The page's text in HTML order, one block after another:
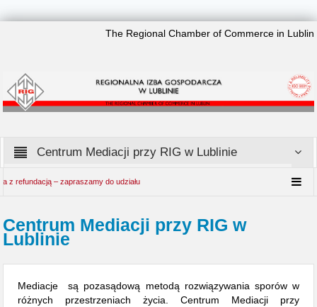
The Regional Chamber of Commerce in Lublin
Centrum Mediacji przy RIG w Lublinie
refundacją – zapraszamy do udziału
Centrum Mediacji przy RIG w
Lublinie
Mediacje są pozasądową metodą rozwiązywania sporów w
różnych przestrzeniach życia. Centrum Mediacji przy